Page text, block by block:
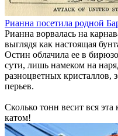
Рианна посетила родной
Рианна ворвалась на
выглядя как настоящая
Остин облачила ее в
сути, лишь намеком на
разноцветных кристаллов,
перьев.
Сколько тонн весит вся
катом!